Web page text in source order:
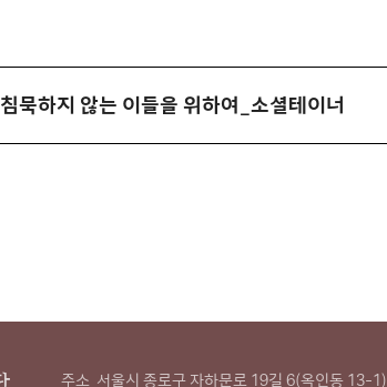
침묵하지 않는 이들을 위하여_소셜테이너
주소 서울시 종로구 자하문로 19길 6(옥인동 13-1)